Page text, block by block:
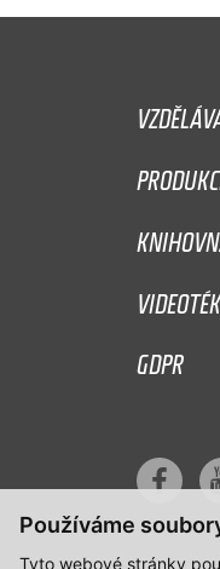
Používáme
Tyto webové stránky
GDPR